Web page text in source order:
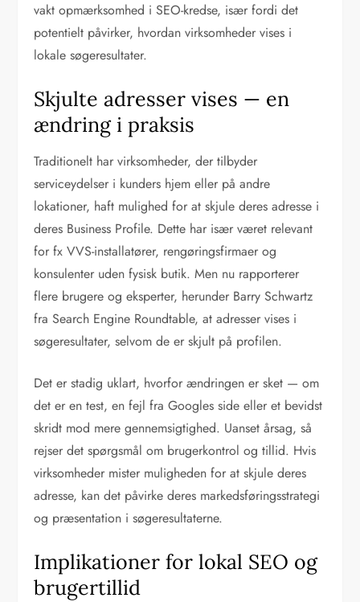
vakt opmærksomhed i SEO-kredse, især fordi det
potentielt påvirker, hvordan virksomheder vises i
lokale søgeresultater.
Skjulte adresser vises — en
ændring i praksis
Traditionelt har virksomheder, der tilbyder
serviceydelser i kunders hjem eller på andre
lokationer, haft mulighed for at skjule deres adresse i
deres Business Profile. Dette har især været relevant
for fx VVS-installatører, rengøringsfirmaer og
konsulenter uden fysisk butik. Men nu rapporterer
flere brugere og eksperter, herunder Barry Schwartz
fra Search Engine Roundtable, at adresser vises i
søgeresultater, selvom de er skjult på profilen.
Det er stadig uklart, hvorfor ændringen er sket — om
det er en test, en fejl fra Googles side eller et bevidst
skridt mod mere gennemsigtighed. Uanset årsag, så
rejser det spørgsmål om brugerkontrol og tillid. Hvis
virksomheder mister muligheden for at skjule deres
adresse, kan det påvirke deres markedsføringsstrategi
og præsentation i søgeresultaterne.
Implikationer for lokal SEO og
brugertillid